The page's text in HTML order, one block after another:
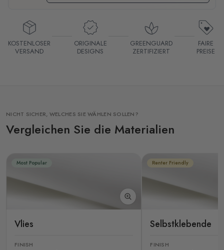
KOSTENLOSER
VERSAND
ORIGINALE
DESIGNS
GREENGUARD
ZERTIFIZIERT
FAIRE
PREISE
NICHT SICHER, WELCHES SIE WÄHLEN SOLLEN?
Vergleichen Sie die Materialien
Most Popular
Vlies
FINISH
Renter Friendly
Selbstklebende
FINISH